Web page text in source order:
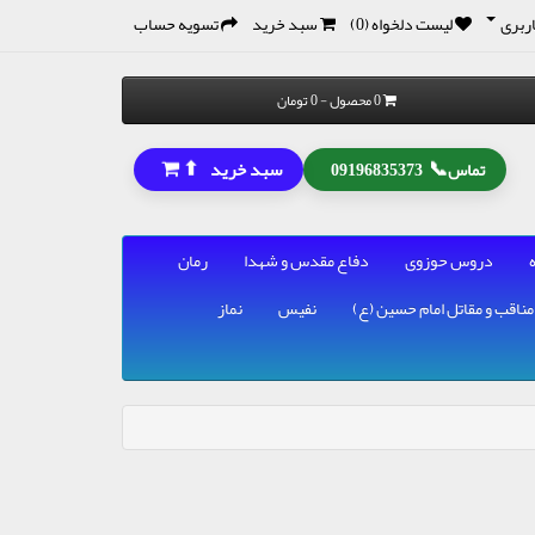
لیست دلخواه (0) سبد خرید تسویه حساب
0 محصول - 0 تومان
تماس📞
09196835373 سبد خرید ⬆
دروس حوزوی دفاع مقدس و شهدا
رمان
مناقب و مقاتل امام حسین (ع) نفیس
نماز